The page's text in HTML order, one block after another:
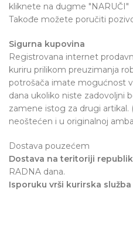
kliknete na dugme "NARUČI"
Takođe možete poručiti
Sigurna kupovina
Registrovana internet
kuriru prilikom preuzimanja
potrošača imate mogućnost
dana ukoliko niste zadovoljni
zamene istog za drugi artikal.
neoštećen i u originalnoj
Dostava pouzećem
Dostava na teritoriji
RADNA dana.
Isporuku vrši kurirska